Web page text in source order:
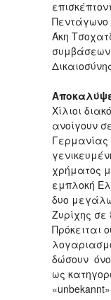
Πεντάγωνο
Άκη
Χίλιοι
ανοίγουν
Γερμανίας
χρήματος
εμπλοκή
δυο
Ζυρίχης
Πρόκειται
δώσουν
ως